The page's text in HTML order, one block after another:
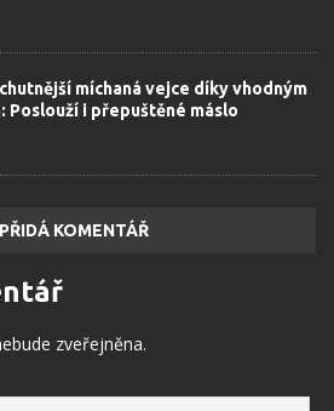
míchaná vejce díky vhodným
Poslouží i přepuštěné máslo
KOMENTÁŘ
zveřejněna.